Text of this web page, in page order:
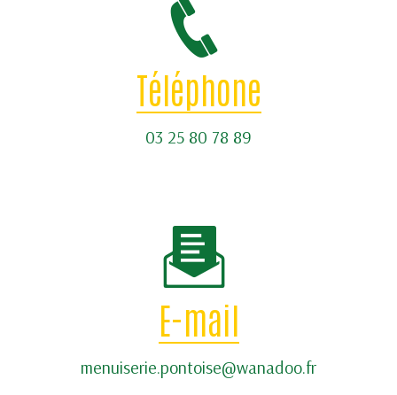
Téléphone
03 25 80 78 89
E-mail
menuiserie.pontoise@wanadoo.fr